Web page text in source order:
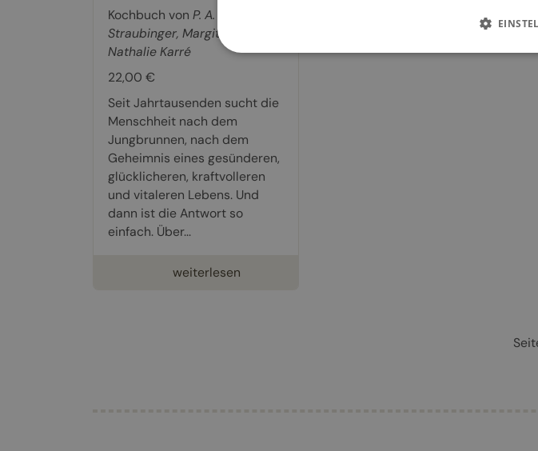
Kochbuch von P. A.
Straubinger, Margit Fensl
Nathalie Karré
22,00 €
Seit Jahrtausenden sucht die
Menschheit nach dem
Jungbrunnen, nach dem
Geheimnis eines gesünderen,
glücklicheren, kraftvolleren
und vitaleren Lebens. Und
dann ist die Antwort so
einfach. Über...
weiterlesen